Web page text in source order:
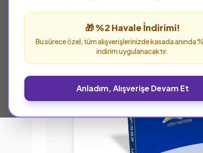
🎁 %2 Havale İndirimi!
Bu sürece özel, tüm alışverişlerinizde kasada anında
indirim uygulanacaktır.
Anladım, Alışverişe Devam Et